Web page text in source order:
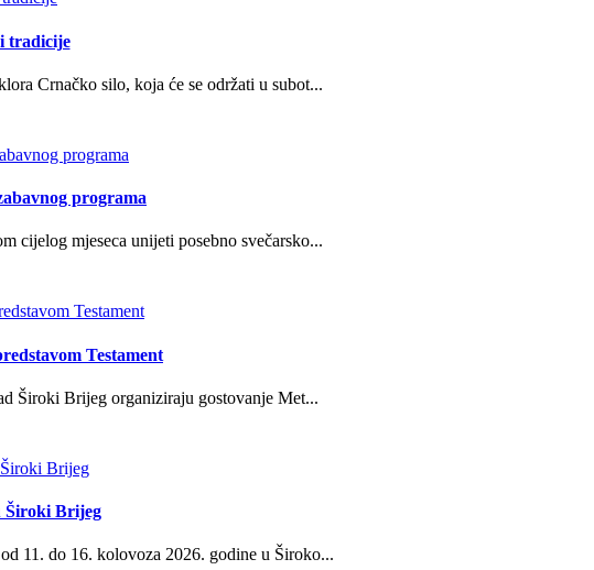
tradicije
Crnačko silo, koja će se održati u subot...
programa
cijelog mjeseca unijeti posebno svečarsko...
Testament
Široki Brijeg organiziraju gostovanje Met...
Široki Brijeg
11. do 16. kolovoza 2026. godine u Široko...